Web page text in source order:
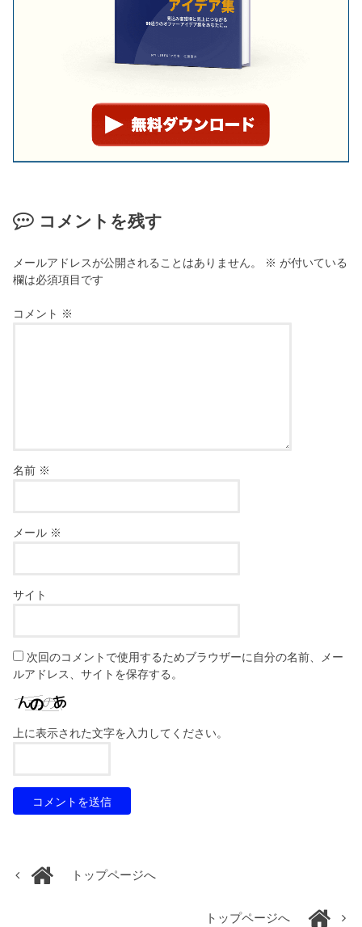
コメントを残す
メールアドレスが公開されることはありません。 ※ が付いている
欄は必須項目です
コメント ※
名前 ※
メール ※
サイト
次回のコメントで使用するためブラウザーに自分の名前、メー
ルアドレス、サイトを保存する。
上に表示された文字を入力してください。
トップページへ
トップページへ